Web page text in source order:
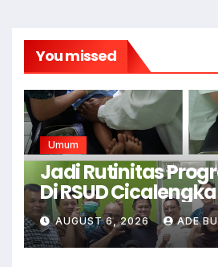
You missed
Umum
Jadi Rutinitas
Di RSUD
Bulan Gelar
Bagi Masyarakat
Mampu
AUGUST 6, 2026 ADE